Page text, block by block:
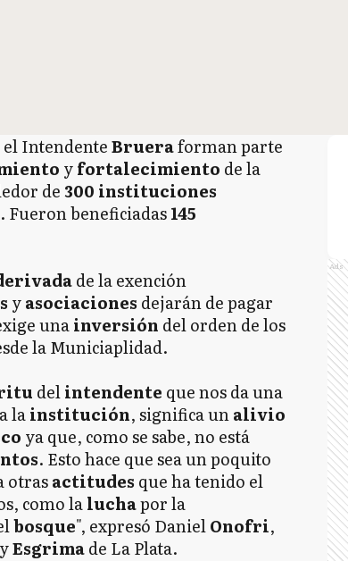
IntendenteBrueraforman parte
yfortalecimiento de la
de300 instituciones
. Fueron beneficiadas145
de la exención
yasociaciones dejarán de pagar
unainversión del orden de los
la Municiaplidad.
delintendente que nos da una
lainstitución, significa unalivio
ya que, como se sabe, no está
. Esto hace que sea un poquito
otrasactitudes que ha tenido el
como laluchapor la
bosque", expresó DanielOnofri,
yEsgrimade La Plata.
Ads